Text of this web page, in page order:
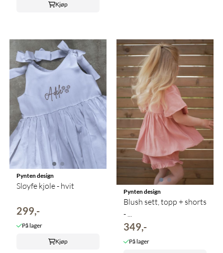
Kjøp
Pynten design
Sløyfe kjole - hvit
299,-
På lager
Kjøp
Pynten design
Blush sett, topp + shorts
- ...
349,-
På lager